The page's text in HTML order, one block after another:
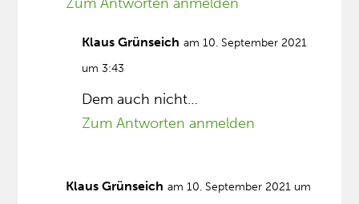
Klaus Grünseich am 10. September 2021
um 3:43
Dem auch nicht…
Zum Antworten anmelden
Klaus Grünseich am 10. September 2021 um